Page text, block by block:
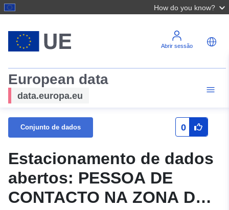
How do you know?
Abrir sessão
European data
data.europa.eu
Conjunto de dados 0
Estacionamento de dados
abertos: PESSOA DE
CONTACTO NA ZONA DE